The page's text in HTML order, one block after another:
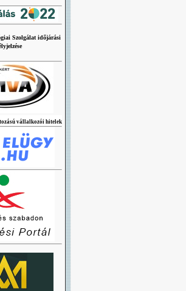
Szolgálat időjárási
vállalkozói hitelek